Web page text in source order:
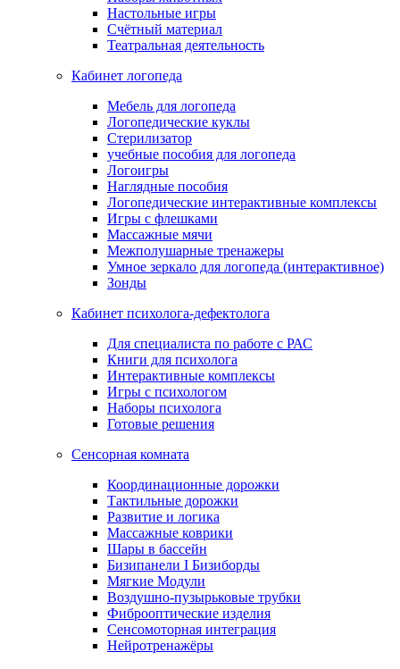
Настольные игры
Счётный материал
Театральная деятельность
Кабинет логопеда
Мебель для логопеда
Логопедические куклы
Стерилизатор
учебные пособия для логопеда
Логоигры
Наглядные пособия
Логопедические интерактивные комплексы
Игры с флешками
Массажные мячи
Межполушарные тренажеры
Умное зеркало для логопеда (интерактивное)
Зонды
Кабинет психолога-дефектолога
Для специалиста по работе с РАС
Книги для психолога
Интерактивные комплексы
Игры с психологом
Наборы психолога
Готовые решения
Сенсорная комната
Координационные дорожки
Тактильные дорожки
Развитие и логика
Массажные коврики
Шары в бассейн
Бизипанели I Бизиборды
Мягкие Модули
Воздушно-пузырьковые трубки
Фиброоптические изделия
Сенсомоторная интеграция
Нейротренажёры